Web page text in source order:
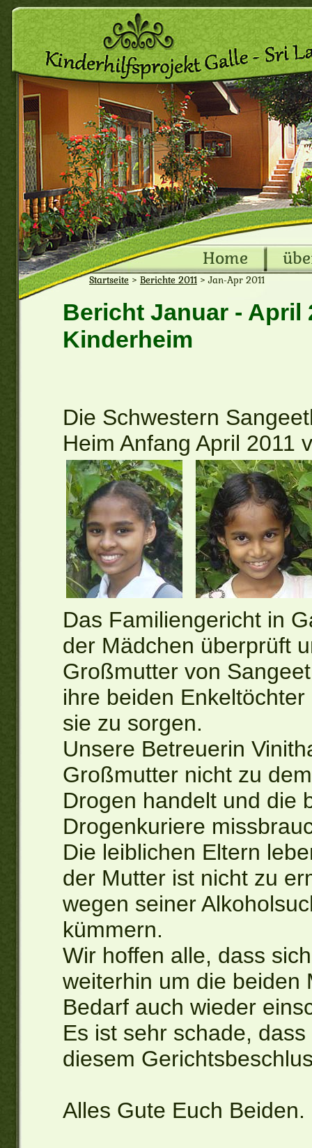
Startseite > Berichte 2011 >Jan-Apr 2011
Home
Bericht Januar - April
Kinderheim
Die Schwestern
Heim Anfang April 2011
Das Familiengericht in
der Mädchen überprüft
Großmutter von
ihre beiden
sie zu sorgen.
Unsere Betreuerin
Großmutter nicht zu
Drogen handelt und die
Drogenkuriere
Die leiblichen Eltern
der Mutter ist nicht zu
wegen seiner
kümmern.
Wir hoffen alle, dass
weiterhin um die beiden
Bedarf auch wieder
Es ist sehr schade,
diesem
Alles Gute Euch Beiden.